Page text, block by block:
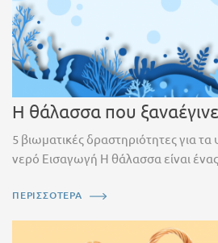
Η θάλασσα που
5 βιωματικές δραστηριότητες για
νερό Εισαγωγή Η θάλασσα είναι
ΠΕΡΙΣΣΟΤΕΡΑ